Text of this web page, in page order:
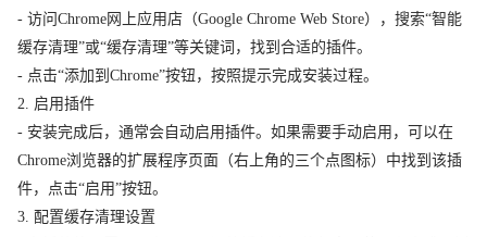
- 访问Chrome网上应用店（Google Chrome Web Store），搜索“智能
缓存清理”或“缓存清理”等关键词，找到合适的插件。
- 点击“添加到Chrome”按钮，按照提示完成安装过程。
2. 启用插件
- 安装完成后，通常会自动启用插件。如果需要手动启用，可以在
Chrome浏览器的扩展程序页面（右上角的三个点图标）中找到该插
件，点击“启用”按钮。
3. 配置缓存清理设置